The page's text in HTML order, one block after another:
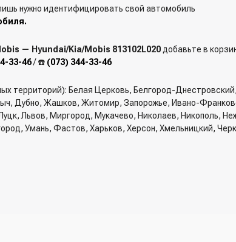
нужно идентифицировать свой автомобиль
— Hyundai/Kia/Mobis 813102L020 добавьте в
33-46/ ☎️ (073) 344-33-46
территорий): Белая Церковь, Белгород-
Дубно, Жашков, Житомир, Запорожье, Ивано-
Львов, Миргород, Мукачево, Николаев, Никополь,
Умань, Фастов, Харьков, Херсон, Хмельницкий,